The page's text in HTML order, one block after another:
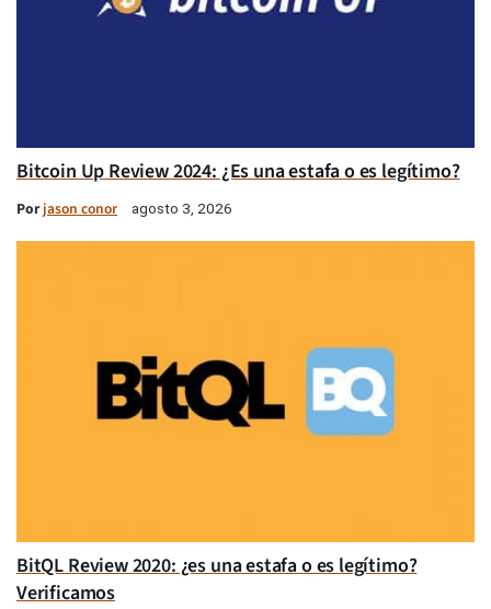
Bitcoin Up Review 2024: ¿Es una estafa o es legítimo?
Porjason conor agosto 3, 2026
BitQL Review 2020: ¿es una estafa o es legítimo?
Verificamos